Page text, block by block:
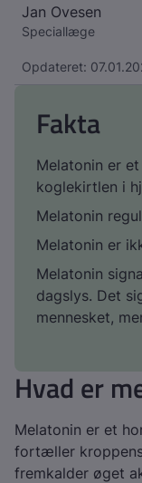
Jan Ovesen
Speciallæge
Opdateret:
Fakta
Melatonin er
koglekirtlen i
Melatonin
Melatonin er
Melatonin
dagslys. Det
mennesket,
Hvad er
Melatonin er et
fortæller
fremkalder øget